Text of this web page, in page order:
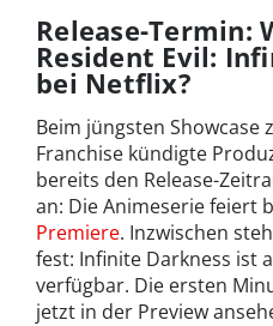
Release-Termin:
Resident Evil:
bei Netflix?
Beim jüngsten Showcase
Franchise kündigte
bereits den Release-
an: Die Animeserie feiert
Premiere. Inzwischen
fest: Infinite Darkness ist
verfügbar. Die ersten
jetzt in der Preview